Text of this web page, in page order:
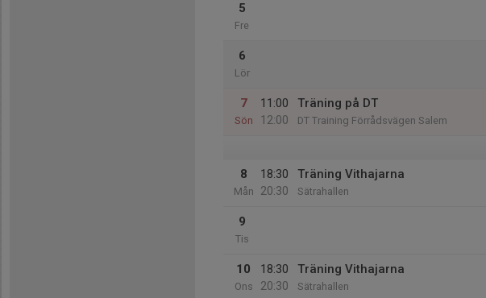
5
Fre
6
Lör
7
Sön
11:00
12:00
Träning på DT
DT Training Förrådsvägen Salem
8
Mån
18:30
20:30
Träning Vithajarna
Sätrahallen
9
Tis
10
Ons
18:30
20:30
Träning Vithajarna
Sätrahallen